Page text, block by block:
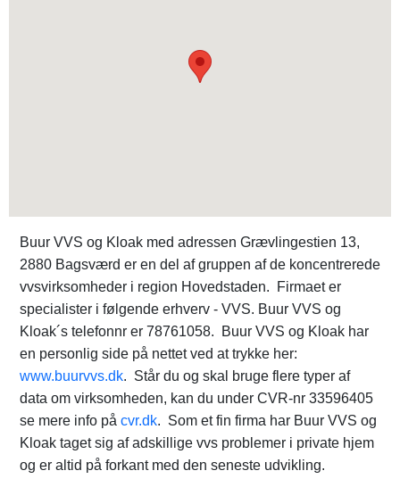
Buur VVS og Kloak med adressen Grævlingestien 13,
2880 Bagsværd er en del af gruppen af de koncentrerede
vvsvirksomheder i region Hovedstaden. Firmaet er
specialister i følgende erhverv - VVS. Buur VVS og
Kloak´s telefonnr er 78761058. Buur VVS og Kloak har
en personlig side på nettet ved at trykke her:
www.buurvvs.dk. Står du og skal bruge flere typer af
data om virksomheden, kan du under CVR-nr 33596405
se mere info på cvr.dk. Som et fin firma har Buur VVS og
Kloak taget sig af adskillige vvs problemer i private hjem
og er altid på forkant med den seneste udvikling.